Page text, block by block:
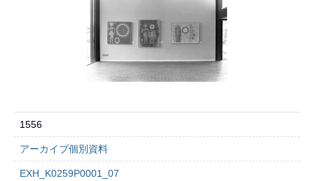
1556
アーカイブ個別資料
EXH_K0259P0001_07